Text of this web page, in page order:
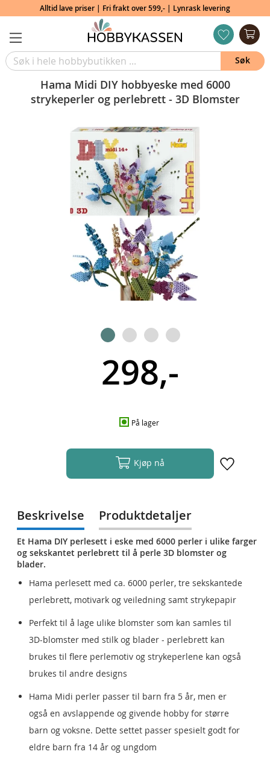
Alltid lave priser | Fri frakt over 599,- | Lynrask levering
Hama Midi DIY hobbyeske med 6000
strykeperler og perlebrett - 3D Blomster
298,-
På lager
Kjøp nå
Beskrivelse
Et Hama DIY perlesett i eske med 6000 perler i ulike farger
og sekskantet perlebrett til å perle 3D blomster og
blader.
Hama perlesett med ca. 6000 perler, tre sekskantede
perlebrett, motivark og veiledning samt strykepapir
Perfekt til å lage ulike blomster som kan samles til
3D-blomster med stilk og blader - perlebrett kan
brukes til flere perlemotiv og strykeperlene kan også
brukes til andre designs
Hama Midi perler passer til barn fra 5 år, men er
også en avslappende og givende hobby for større
barn og voksne. Dette settet passer spesielt godt for
eldre barn fra 14 år og ungdom
Produktdetaljer
Søk
ønskeliste